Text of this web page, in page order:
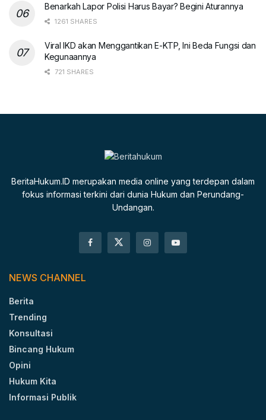
Benarkah Lapor Polisi Harus Bayar? Begini Aturannya
1261 SHARES
Viral IKD akan Menggantikan E-KTP, Ini Beda Fungsi dan
Kegunaannya
721 SHARES
BeritaHukum.ID merupakan media online yang terdepan dalam
fokus informasi terkini dari dunia Hukum dan Perundang-
Undangan.
NEWS CHANNEL
Berita
Trending
Konsultasi
Bincang Hukum
Opini
Hukum Kita
Informasi Publik